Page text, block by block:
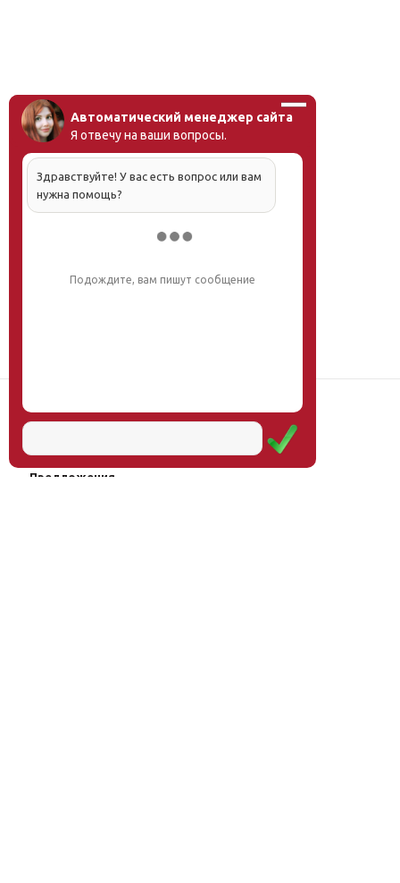
Научная школа
Услуги
Предложения
Автоматический менеджер сайта
Я отвечу на ваши вопросы.
Здравствуйте! У вас есть вопрос или вам
нужна помощь?
Напишите, что вас интересует, и мы вам